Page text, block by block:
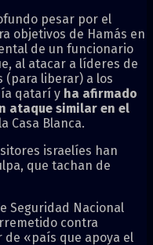
pesar por el
objetivos de Hamás en
de un funcionario
al atacar a líderes de
(para liberar) a los
qatarí y ha afirmado
ataque similar en el
Casa Blanca.
israelíes han
que tachan de
Seguridad Nacional
contra
de «país que apoya el